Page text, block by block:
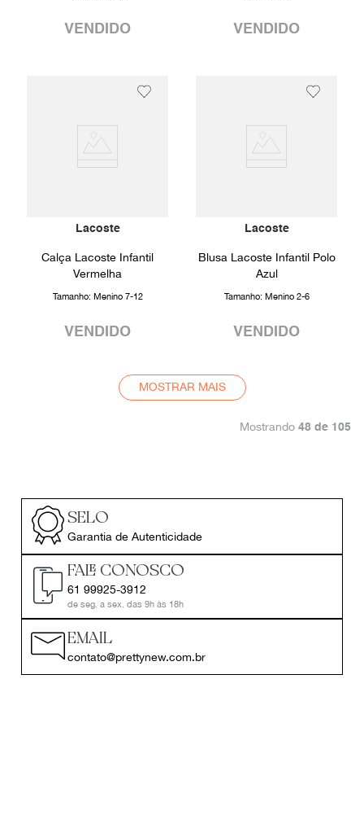
VENDIDO VENDIDO
Lacoste
Calça Lacoste Infantil
Vermelha
Tamanho: Menino 7-12
VENDIDO
Lacoste
Blusa Lacoste Infantil Polo
Azul
Tamanho: Menino 2-6
VENDIDO
MOSTRAR MAIS
Mostrando 48 de 105
SELO
Garantia de Autenticidade
FALE CONOSCO
61 99925-3912
de seg. a sex. das 9h às 18h
EMAIL
contato@prettynew.com.br